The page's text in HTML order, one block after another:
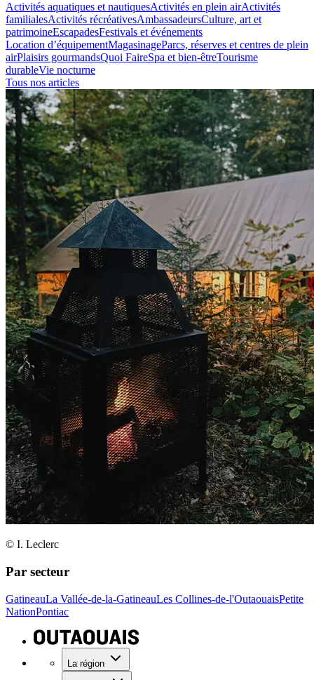
Activités aquatiques et nautiquesActivités en plein airActivités
familialesActivités récréativesAmbassadeursCulture, art et
patrimoineEscapadesFestivals et événements
Location d’équipementMagasinageParcs, réserves et centres de plein
airPlaisirs gourmandsQuoi FaireSpa et bien-êtreTourisme
durableVie nocturne
Tous nos articles
© I. Leclerc
Par secteur
GatineauLa Vallée-de-la-GatineauLes Collines-de-l'OutaouaisPetite
NationPontiac
La région